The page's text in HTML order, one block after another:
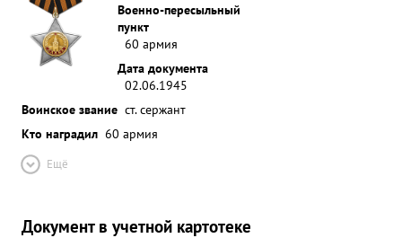
Военно-пересыльный
пункт
60 армия
Дата документа
02.06.1945
Воинское звание ст. сержант
Кто наградил 60 армия
Ещё
Документ в учетной картотеке